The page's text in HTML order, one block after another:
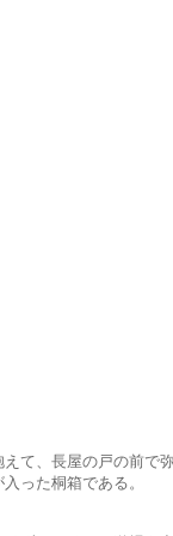
屋の戸の前で弥彦
桐箱である。